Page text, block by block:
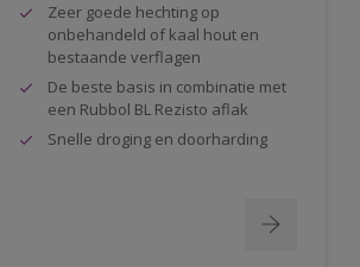
Zeer goede hechting op
onbehandeld of kaal hout en
bestaande verflagen
De beste basis in combinatie met
een Rubbol BL Rezisto aflak
Snelle droging en doorharding